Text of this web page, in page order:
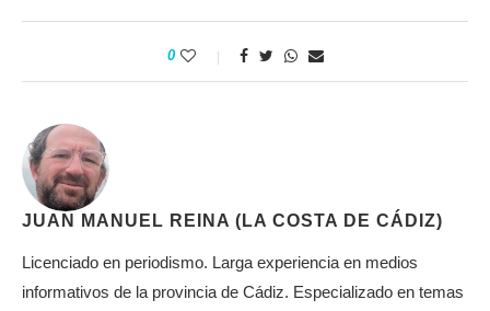
0
JUAN MANUEL REINA (LA COSTA DE CÁDIZ)
Licenciado en periodismo. Larga experiencia en medios
informativos de la provincia de Cádiz. Especializado en temas